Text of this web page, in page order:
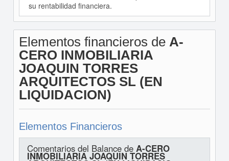
su rentabilidad financiera.
Elementos financieros de A-
CERO INMOBILIARIA
JOAQUIN TORRES
ARQUITECTOS SL (EN
LIQUIDACION)
Elementos Financieros
Comentarios del Balance de A-CERO
INMOBILIARIA JOAQUIN TORRES